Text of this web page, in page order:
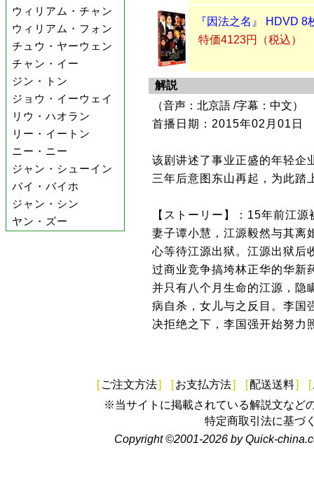
ウィリアム・チャン
ウィリアム・フォン
チュウ・ヤーウェン
チャン・イー
ジン・トン
ジョウ・イーウェイ
リウ・ハオラン
リー・イートン
ニー・ニー
ジャン・シューイン
バイ・バイホ
ジャン・シン
ヤン・ズー
『因法之名』 HDVD 8
特価4123円（税込）
解説
（音声：北京語 /字幕：中文）
首播日期：2015年02月01日
该剧讲述了事业正盛的年轻企
三年后意图东山再起，为此踏
【ストーリー】：15年前江
妻子谭小慧，江源毅然与其离
心等待江源出狱。江源出狱后
过商业竞争搞垮林正华的华新
并只有八个月生命的江源，隐
病自杀，女儿与之反目。李国
决拒绝之下，李国强开始努
[ ご注文方法] [お支払方法] [配送送料] [
※当サイトに掲載されている解説文など
特定商取引法に基づ
Copyright ©2001-2026 by Quick-